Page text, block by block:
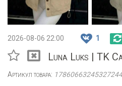
2026-08-06 22:00 1
Luna Luks | TK
Артикул товара: